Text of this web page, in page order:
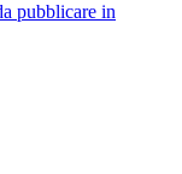
pubblicare in